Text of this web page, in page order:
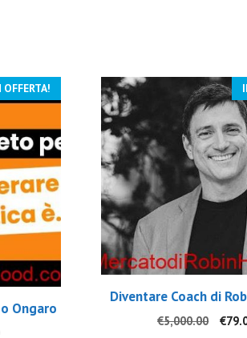
OFFERTA!
Ongaro
Diventare Coach di
€5,000.00
Il
€